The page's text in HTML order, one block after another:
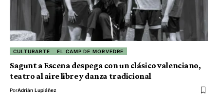
CULTURARTE EL CAMP DE MORVEDRE
Sagunt a Escena despega con un clásico valenciano,
teatro al aire libre y danza tradicional
PorAdrián Lupiáñez